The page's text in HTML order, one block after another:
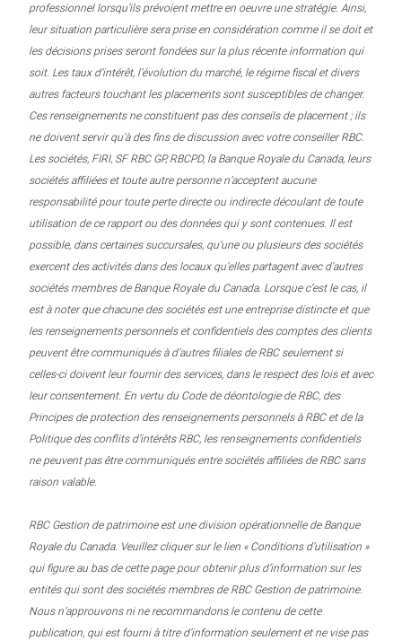
professionnel lorsqu’ils prévoient mettre en oeuvre une stratégie. Ainsi,
leur situation particulière sera prise en considération comme il se doit et
les décisions prises seront fondées sur la plus récente information qui
soit. Les taux d’intérêt, l’évolution du marché, le régime fiscal et divers
autres facteurs touchant les placements sont susceptibles de changer.
Ces renseignements ne constituent pas des conseils de placement ; ils
ne doivent servir qu’à des fins de discussion avec votre conseiller RBC.
Les sociétés, FIRI, SF RBC GP, RBCPD, la Banque Royale du Canada, leurs
sociétés affiliées et toute autre personne n’acceptent aucune
responsabilité pour toute perte directe ou indirecte découlant de toute
utilisation de ce rapport ou des données qui y sont contenues. Il est
possible, dans certaines succursales, qu’une ou plusieurs des sociétés
exercent des activités dans des locaux qu’elles partagent avec d’autres
sociétés membres de Banque Royale du Canada. Lorsque c’est le cas, il
est à noter que chacune des sociétés est une entreprise distincte et que
les renseignements personnels et confidentiels des comptes des clients
peuvent être communiqués à d’autres filiales de RBC seulement si
celles-ci doivent leur fournir des services, dans le respect des lois et avec
leur consentement. En vertu du Code de déontologie de RBC, des
Principes de protection des renseignements personnels à RBC et de la
Politique des conflits d’intérêts RBC, les renseignements confidentiels
ne peuvent pas être communiqués entre sociétés affiliées de RBC sans
raison valable.
RBC Gestion de patrimoine est une division opérationnelle de Banque
Royale du Canada. Veuillez cliquer sur le lien « Conditions d’utilisation »
qui figure au bas de cette page pour obtenir plus d’information sur les
entités qui sont des sociétés membres de RBC Gestion de patrimoine.
Nous n’approuvons ni ne recommandons le contenu de cette
publication, qui est fourni à titre d’information seulement et ne vise pas